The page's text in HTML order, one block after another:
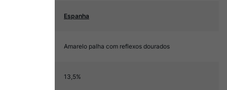
Espanha
Amarelo palha com reflexos dourados
13,5%